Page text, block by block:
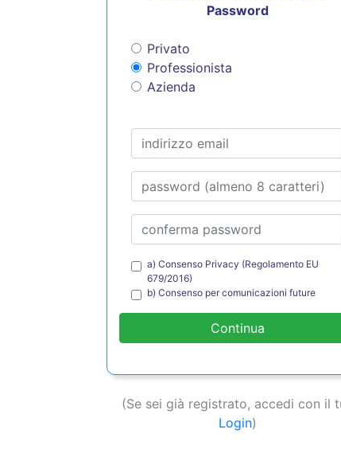
Password
Privato
Professionista
Azienda
a) Consenso Privacy (Regolamento EU
679/2016)
b) Consenso per comunicazioni future
Continua
(Se sei già registrato, accedi con il
Login)